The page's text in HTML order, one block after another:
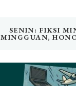
SENIN: FIKSI
MINGGUAN,